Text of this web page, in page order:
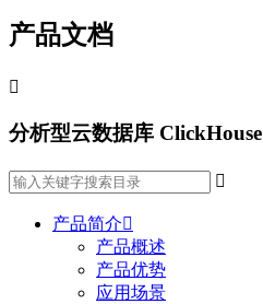
产品文档

分析型云数据库 ClickHouse

产品简介
产品概述
产品优势
应用场景